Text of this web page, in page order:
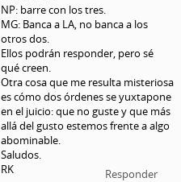
NP: barre con los tres.
MG: Banca a LA, no banca a los
otros dos.
Ellos podrán responder, pero sé
qué creen.
Otra cosa que me resulta misteriosa
es cómo dos órdenes se yuxtapone
en el juicio: que no guste y que más
allá del gusto estemos frente a algo
abominable.
Saludos.
RK
Responder